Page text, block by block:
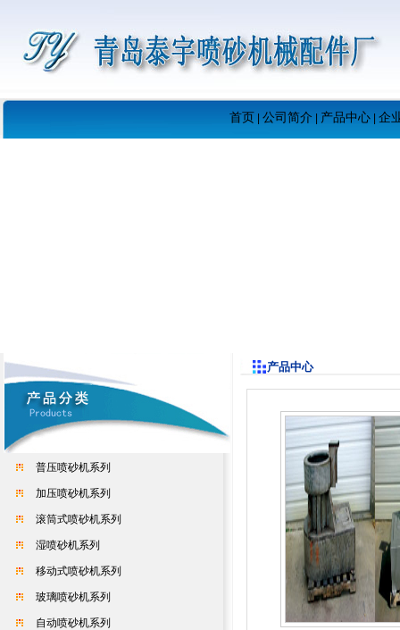
首页 公司简介 产品中心| 企
普压喷砂机系列
加压喷砂机系列
滚筒式喷砂机系列
湿喷砂机系列
移动式喷砂机系列
玻璃喷砂机系列
自动喷砂机系列
产品中心